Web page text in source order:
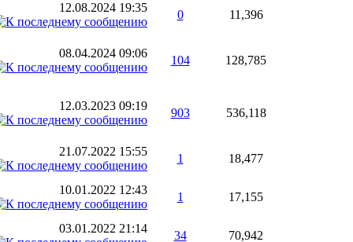
12.08.2024 19:35
0 11,396
08.04.2024 09:06
104 128,785
12.03.2023 09:19
903 536,118
21.07.2022 15:55
1 18,477
10.01.2022 12:43
1 17,155
03.01.2022 21:14
34 70,942